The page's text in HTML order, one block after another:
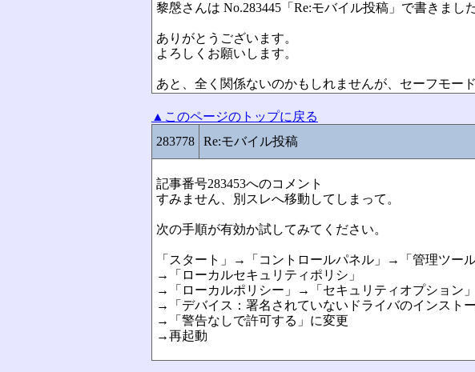
黎慇さんは No.283445「Re:モバイル投稿」で書きました
ありがとうございます。
よろしくお願いします。
あと、全く関係ないのかもしれませんが、セーフモー
▲このページのトップに戻る
283778
Re:モバイル投稿
記事番号283453へのコメント
すみません、別スレへ移動してしまって。
次の手順が有効か試してみてください。
「スタート」→「コントロールパネル」→「管理ツール
→「ローカルセキュリティポリシ」
→「ローカルポリシー」→「セキュリティオプション」
→「デバイス：署名されていないドライバのインストー
→「警告なしで許可する」に変更
→再起動